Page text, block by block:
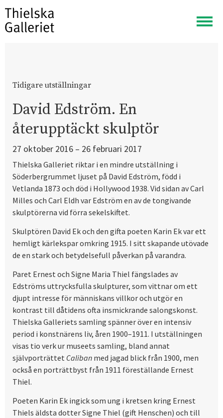
Visa
meny
Tidigare utställningar
David Edström. En
återupptäckt skulptör
27 oktober 2016 – 26 februari 2017
Thielska Galleriet riktar i en mindre utställning i
Söderbergrummet ljuset på David Edström, född i
Vetlanda 1873 och död i Hollywood 1938. Vid sidan av Carl
Milles och Carl Eldh var Edström en av de tongivande
skulptörerna vid förra sekelskiftet.
Skulptören David Ek och den gifta poeten Karin Ek var ett
hemligt kärlekspar omkring 1915. I sitt skapande utövade
de en stark och betydelsefull påverkan på varandra.
Paret Ernest och Signe Maria Thiel fängslades av
Edströms uttrycksfulla skulpturer, som vittnar om ett
djupt intresse för människans villkor och utgör en
kontrast till dåtidens ofta insmickrande salongskonst.
Thielska Galleriets samling spänner över en intensiv
period i konstnärens liv, åren 1900–1911. I utställningen
visas tio verk ur museets samling, bland annat
självporträttet Caliban med jagad blick från 1900, men
också en porträttbyst från 1911 föreställande Ernest
Thiel.
Poeten Karin Ek ingick som ung i kretsen kring Ernest
Thiels äldsta dotter Signe Thiel (gift Henschen) och till